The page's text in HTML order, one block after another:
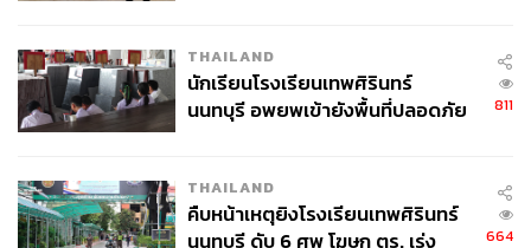
1.สมุททานุภาพ (Sea Power)– อาจารย์มองว่า อำนาจทาง
ทะเลยังคงมีความสำคัญในศตวรรษที่ 21 สะท้อนจาก
เสมือน ‘Superhighway’ ของโลกและเส้นชีวิตของรัฐ ขณะที่
จุดคอขวดคือยุทธศาสตร์ทางทะเลในรูปแบบหนึ่ง ซึ่งไม่
สามารถทดแทนได้ รวมถึงกระทบกับเศรษฐกิจและชีวิต
THAILAND
นักเรียนโรงเรียนเทพศิรินทร์
นนทบุรี อพยพเข้ายังพื้นที่ปลอดภัย
811
THAILAND
คืบหน้าเหตุยิงโรงเรียนเทพศิรินทร์
นนทบุรี ดับ 6 ศพ โฆษก ตร. เร่ง
664